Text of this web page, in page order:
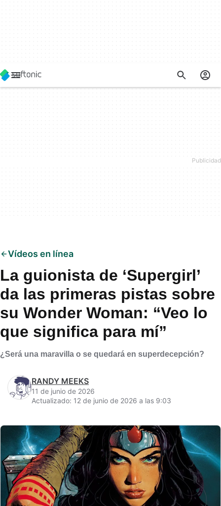
Vídeos en línea
La guionista de ‘Supergirl’
da las primeras pistas sobre
su Wonder Woman: “Veo lo
que significa para mí”
¿Será una maravilla o se quedará en superdecepción?
RANDY MEEKS
11 de junio de 2026
Actualizado: 12 de junio de 2026 a las 9:03